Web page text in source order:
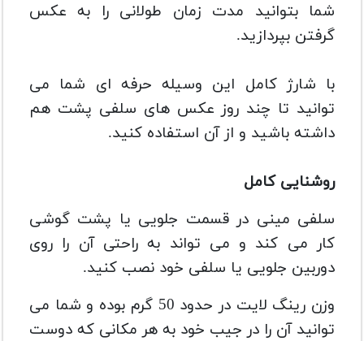
شما بتوانید مدت زمان طولانی را به عکس
گرفتن بپردازید.
با شارژ کامل این وسیله حرفه ای شما می
توانید تا چند روز عکس های سلفی پشت هم
داشته باشید و از آن استفاده کنید.
روشنایی کامل
سلفی مینی در قسمت جلویی یا پشت گوشی
کار می کند و می تواند به راحتی آن را روی
دوربین جلویی یا سلفی خود نصب کنید.
وزن رینگ لایت در حدود 50 گرم بوده و شما می
توانید آن را در جیب خود به هر مکانی که دوست